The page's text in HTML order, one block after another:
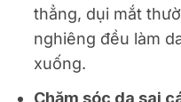
thẳng, dụi mắt
nghiêng đều làm
xuống.
Chăm sóc da sai